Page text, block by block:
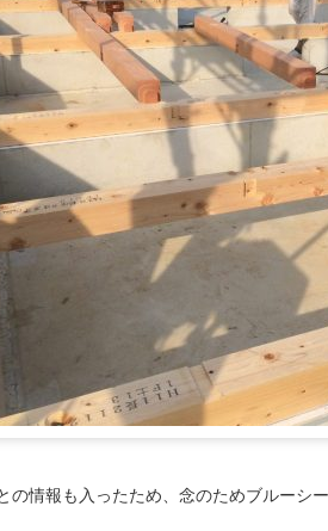
の情報も入ったため、念のためブルーシ